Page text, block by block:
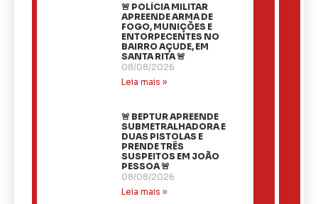
🚨 POLÍCIA MILITAR
APREENDE ARMA DE
FOGO, MUNIÇÕES E
ENTORPECENTES NO
BAIRRO AÇUDE, EM
SANTA RITA 🚨
08/08/2026
Leia mais »
🚨 BEPTUR APREENDE
SUBMETRALHADORA E
DUAS PISTOLAS E
PRENDE TRÊS
SUSPEITOS EM JOÃO
PESSOA 🚨
08/08/2026
Leia mais »